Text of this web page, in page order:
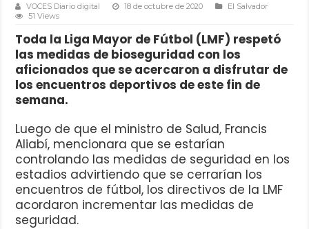
VOCES Diario digital 18 de octubre de 2020
El Salvador
51 Views
Toda la Liga Mayor de Fútbol (LMF) respetó
las medidas de bioseguridad con los
aficionados que se acercaron a disfrutar de
los encuentros deportivos de este fin de
semana.
Luego de que el ministro de Salud, Francis
Aliabí, mencionara que se estarían
controlando las medidas de seguridad en los
estadios advirtiendo que se cerrarían los
encuentros de fútbol, los directivos de la LMF
acordaron incrementar las medidas de
seguridad.